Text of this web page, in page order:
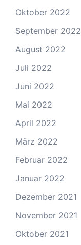
Oktober 2022
September 2022
August 2022
Juli 2022
Juni 2022
Mai 2022
April 2022
März 2022
Februar 2022
Januar 2022
Dezember 2021
November 2021
Oktober 2021